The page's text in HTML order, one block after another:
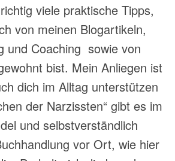
viele praktische Tipps,
von meinen Blogartikeln,
und Coaching sowie von
bist. Mein Anliegen ist
dich im Alltag unterstützen
der Narzissten“ gibt es im
und selbstverständlich
vor Ort, wie hier